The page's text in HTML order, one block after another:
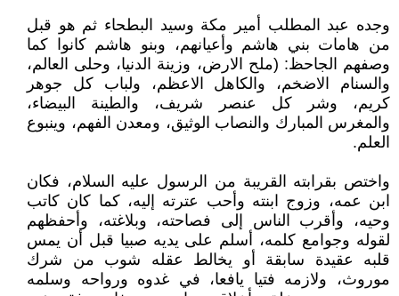
وجده عبد المطلب أمير مكة وسيد البطحاء ثم هو قبل
من هامات بني هاشم وأعيانهم، وبنو هاشم كانوا كما
وصفهم الجاحظ: (ملح الارض، وزينة الدنيا، وحلى العالم،
والسنام الاضخم، والكاهل الاعظم، ولباب كل جوهر
كريم، وشر كل عنصر شريف، والطينة البيضاء،
والمغرس المبارك والنصاب الوثيق، ومعدن الفهم، وينبوع
العلم.
واختص بقرابته القريبة من الرسول عليه السلام، فكان
ابن عمه، وزوج ابنته وأحب عترته إليه، كما كان كاتب
وحيه، وأقرب الناس إلى فصاحته، وبلاغته، وأحفظهم
لقوله وجوامع كلمه، أسلم على يديه صبيا قبل أن يمس
قلبه عقيدة سابقة أو يخالط عقله شوب من شرك
موروث، ولازمه فتيا يافعا، في غدوه ورواحه وسلمه